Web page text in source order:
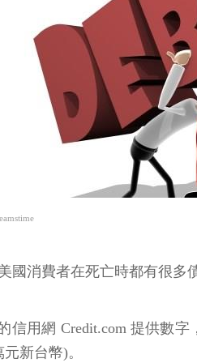
國消費者在死亡時都有很多
信用網 Credit.com 提供數
新台幣)。